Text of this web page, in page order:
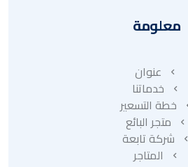
معلومة
عنوان
خدماتنا
خطة التسعير
متجر البائع
شركة تابعة
المتاجر